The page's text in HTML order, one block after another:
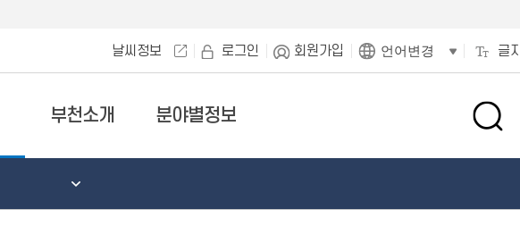
날씨정보 로그인 회원가입 언어변경 글
부천소개 분야별정보
검
창